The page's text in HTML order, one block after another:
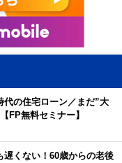
代の住宅ローン／まだ”大
FP無料セミナー】
遅くない！60歳からの老後